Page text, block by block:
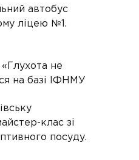
автобус
ліцею №1.
не
на базі ІФНМУ
клас зі
посуду.